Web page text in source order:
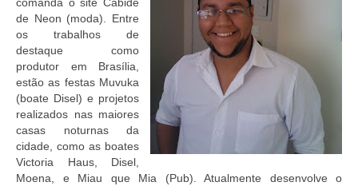
de Neon (moda). Entre
os trabalhos de
destaque como
produtor em Brasília,
estão as festas Muvuka
(boate Disel) e projetos
realizados nas maiores
casas noturnas da
cidade, como as boates
Victoria Haus, Disel,
Moena, e Miau que Mia (Pub). Atualmente desenvolve o